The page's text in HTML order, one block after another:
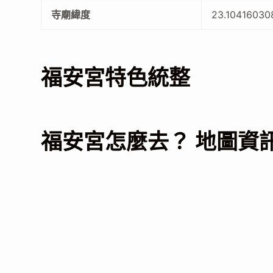
寺廟緯度
福安宮特色統整
福安宮怎麼去？ 地圖資